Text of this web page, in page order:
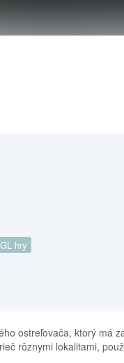
hry
ostreľovača, ktorý má
rôznymi lokalitami,